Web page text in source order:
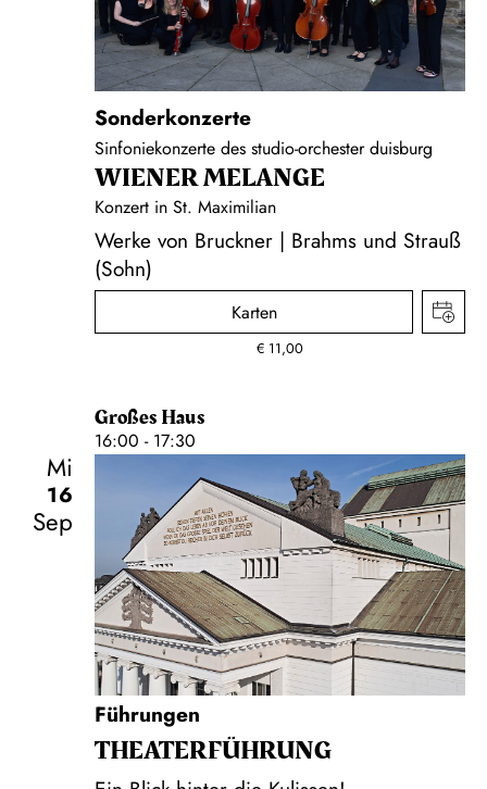
Sonderkonzerte
Sinfoniekonzerte des studio-orchester duisburg
WIENER MELANGE
Konzert in St. Maximilian
Werke von Bruckner | Brahms und Strauß
(Sohn)
Karten
€ 11,00
Großes Haus
16:00 - 17:30
Mi
16
Sep
Führungen
THEATER­FÜHR­UNG